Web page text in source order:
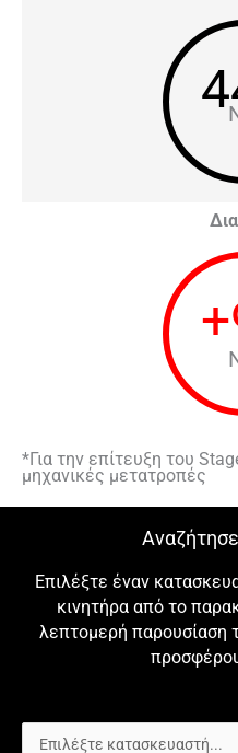
+
*Για την επίτευξη του
μηχανικές μετατροπές
Επιλέξτε έναν
κινητήρα από το
λεπτομερή παρουσίαση